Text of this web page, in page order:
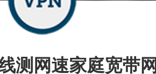
测网速家庭宽带